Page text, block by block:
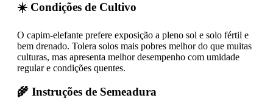
☀️ Condições de Cultivo
O capim-elefante prefere exposição a pleno sol e solo fértil e
bem drenado. Tolera solos mais pobres melhor do que muitas
culturas, mas apresenta melhor desempenho com umidade
regular e condições quentes.
🌾 Instruções de Semeadura